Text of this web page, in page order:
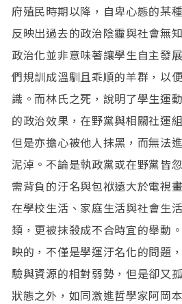
府殖民時期以降，自卑心態的某
反映出過去的政治陰霾與社會無
政治化並非意味著讓學生自主發
們規訓成溫馴且乖順的羊群，以
識。而林氏之死，說明了學生運
的政治效果，在野黨與相關社運
但是亦擔心被他人抹黑，而無法
泥淖。不論是執政黨或在野黨皆
需背負的汙名與包袱遠大於電視
在學校生活、家庭生活與社會生
類，更被抹殺成不合時宜的舉動
映的，不僅是學運汙名化的問題
驗與資源的相對弱勢，但是卻又
狀態之外，如同激進哲學家阿岡